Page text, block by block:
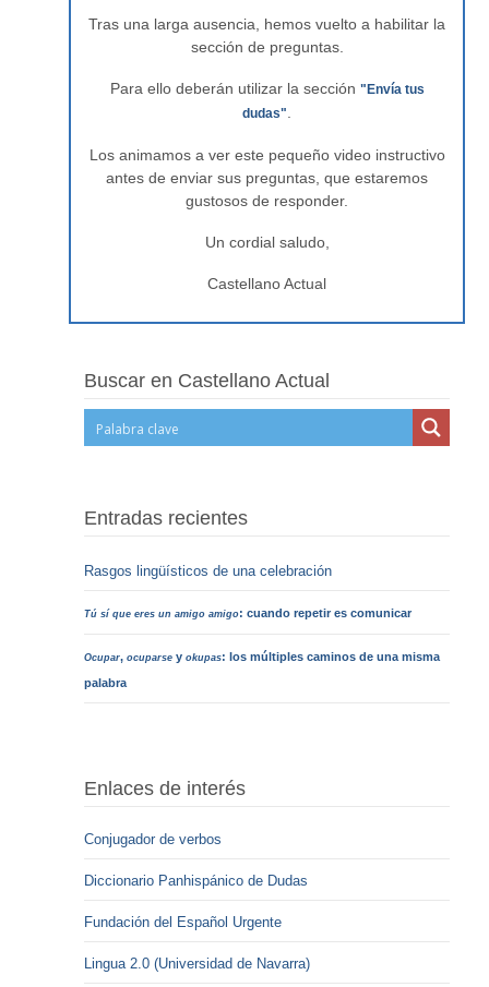
Tras una larga ausencia, hemos vuelto a habilitar la
sección de preguntas.
Para ello deberán utilizar la sección "Envía tus
dudas"
Los animamos a ver este pequeño video instructivo
antes de enviar sus preguntas, que estaremos
gustosos de responder.
Un cordial saludo,
Castellano Actual
Buscar en Castellano Actual
Entradas recientes
Rasgos lingüísticos de una celebración
Tú sí que eres un amigo amigo: cuando repetir es comunicar
Ocupar,ocuparse yokupas: los múltiples caminos de una misma
palabra
Enlaces de interés
Conjugador de verbos
Diccionario Panhispánico de Dudas
Fundación del Español Urgente
Lingua 2.0 (Universidad de Navarra)